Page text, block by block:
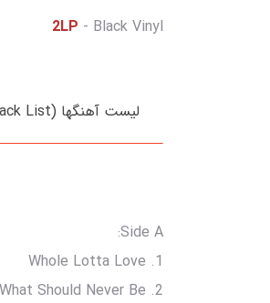
2LP - Black Vinyl
لیست آهنگها (Track List)
Side A:
1. Whole Lotta Love
2. What Is and What Should Never Be